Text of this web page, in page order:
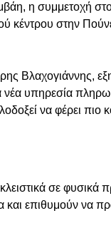
η συμμετοχή
κέντρου στην
Βλαχογιάννης,
νέα υπηρεσία
να φέρει πιο
σε φυσικά
και επιθυμούν να